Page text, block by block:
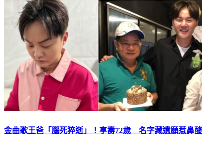
金曲歌王爸「腦死猝逝」！享壽72歲 名字藏遺願惹鼻酸